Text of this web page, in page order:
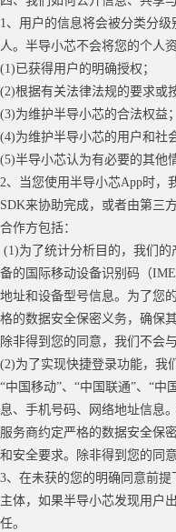
1、用户的信息将会被分类分
人。半导小芯不会将您的个人
(1)已获得用户的明确授权；
(2)根据有关法律法规的要求或
(3)为维护半导小芯的合法权益；
(4)为维护半导小芯的用户和社
(5)半导小芯认为有必要的其他
2、当您使用半导小芯App时，
SDK来协助完成，或者由第三
合作方包括：
(1)为了统计分析目的，我们的
备的国际移动设备识别码（
地址和设备型号信息。为了您
格的数据安全保密义务，确保
除非得到您的同意，我们不会
(2)为了实现快捷登录功能，我
“中国移动”、“中国联通”、“
息、手机号码、网络地址信息
服务商约定严格的数据安全保
和安全要求。除非得到您的同
3、在未获的您的明确同意前
主体，如果半导小芯发现用户
任。